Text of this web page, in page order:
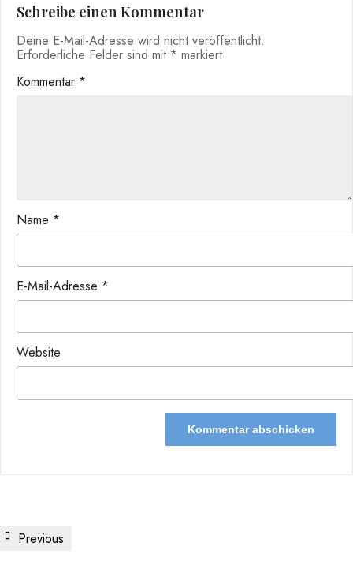
Schreibe einen Kommentar
Deine E-Mail-Adresse wird nicht veröffentlicht.
Erforderliche Felder sind mit * markiert
Kommentar *
Name *
E-Mail-Adresse *
Website
Previous